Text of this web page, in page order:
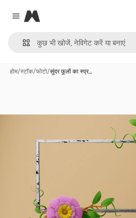
Close menu
Magnific
होम/स्टॉक/फोटो/सुंदर फूलों का स्प्र…